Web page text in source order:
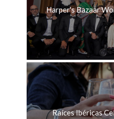
Harper's Bazaar
Raíces Ibéricas